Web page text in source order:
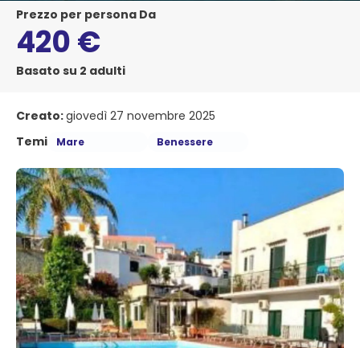
Prezzo per persona Da
420 €
Basato su 2 adulti
Creato:giovedì 27 novembre 2025
Temi
Mare Benessere